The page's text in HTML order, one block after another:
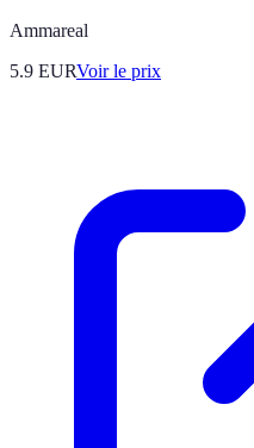
Ammareal
5.9 EURVoir le prix